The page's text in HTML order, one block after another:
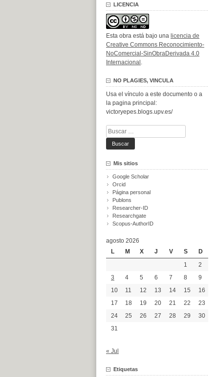
LICENCIA
Esta obra está bajo una licencia de
Creative Commons Reconocimiento-
NoComercial-SinObraDerivada 4.0
Internacional .
NO PLAGIES, VINCULA
Usa el vínculo a este documento o a
la pagina principal:
victoryepes.blogs.upv.es/
Buscar:
Mis sitios
Google Scholar
Orcid
Página personal
Publons
Researcher-ID
Researchgate
Scopus-AuthorID
agosto 2026
L
M X J V S
D
1
2
3
4 5 6 7 8
9
10
11 12 13 14 15
16
17
18 19 20 21 22
23
24
25 26 27 28 29
30
31
« Jul
Etiquetas